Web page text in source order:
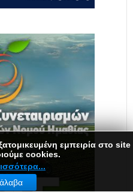
εμπειρία στο site
cookies.